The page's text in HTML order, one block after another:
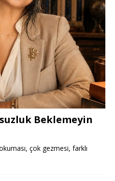
Beklemeyin
çok gezmesi, farklı